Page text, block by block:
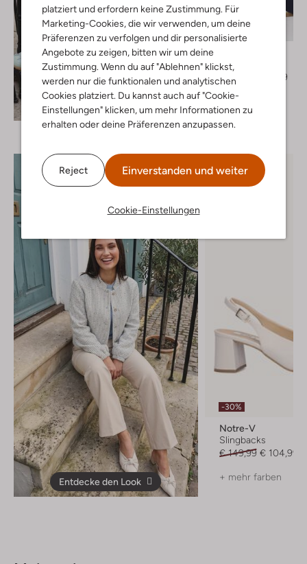
platziert und erfordern keine Zustimmung. Für
Marketing-Cookies, die wir verwenden, um deine
Präferenzen zu verfolgen und dir personalisierte
Angebote zu zeigen, bitten wir um deine
Zustimmung. Wenn du auf "Ablehnen" klickst,
werden nur die funktionalen und analytischen
Cookies platziert. Du kannst auch auf "Cookie-
Einstellungen" klicken, um mehr Informationen zu
erhalten oder deine Präferenzen anzupassen.
Reject Einverstanden und weiter
Cookie-Einstellungen
Entdecke den Look
Pantalon
€ 99,99
€ 59,99
+ mehr farben
Entdecke den Look
-30%
Notre-V
Slingbacks
€ 149,99 € 104,99
+ mehr farben